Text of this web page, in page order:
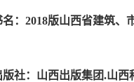
名：2018版山西省建筑、
版社：山西出版集团.山西